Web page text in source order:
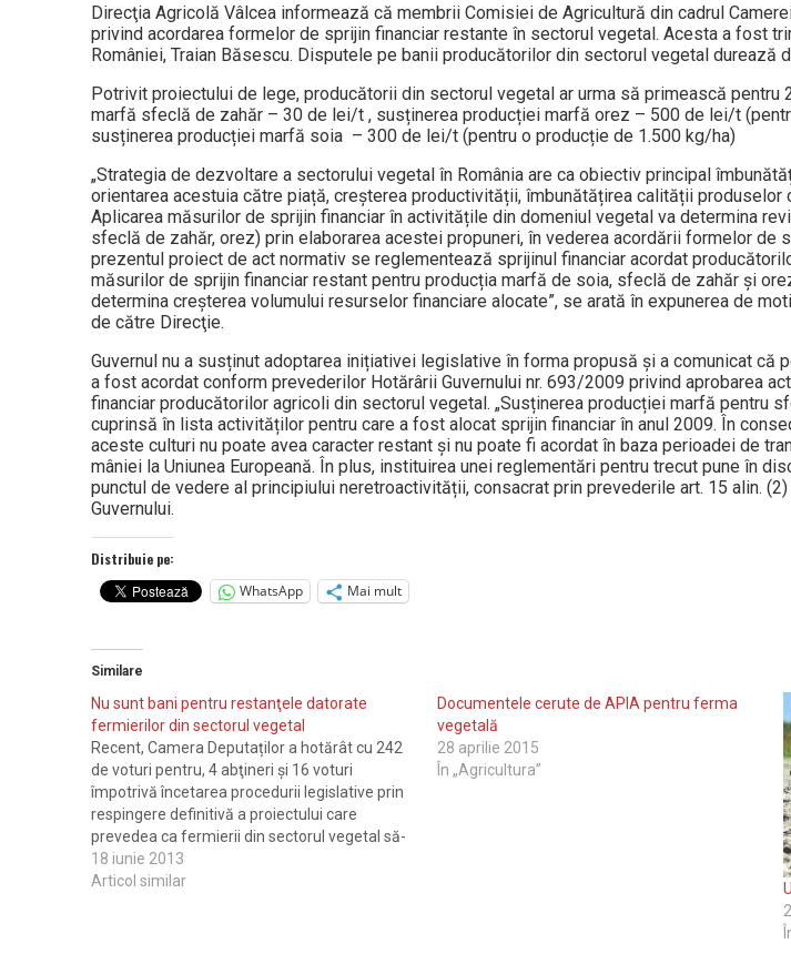
Direcţia Agricolă Vâlcea informează că membrii Comisiei de Agricultură din cadrul
privind acordarea for­me­lor de sprijin financiar restante în sec­to­rul vegetal. Acesta a fost
României, Traian Băsescu. Disputele pe banii pro­du­cătorilor din sectorul vegetal durează
Potrivit proiectului de lege, producătorii din sectorul vegetal ar urma să primească pentru
marfă sfeclă de zahăr – 30 de lei/t , susținerea producției marfă orez – 500 de lei/t
susținerea producției marfă soia – 300 de lei/t (pentru o producție de 1.500 kg/ha)
„Strategia de dezvoltare a sectorului vegetal în România are ca obiectiv prin­cipal
orientarea acestuia către piață, creșterea productivității, îmbunătățirea calității produselor
Aplicarea măsurilor de sprijin financiar în activitățile din dome­niul vegetal va determina
sfeclă de zahăr, orez) prin elaborarea acestei propuneri, în vederea acordării formelor de
prezentul proiect de act normativ se reglementează sprijinul financiar acor­dat
măsurilor de sprijin financiar restant pentru producția marfă de soia, sfeclă de zahăr și
determina creș­­terea volumului resurselor finan­ciare alocate”, se arată în expunerea de
de către Direcţie.
Guvernul nu a susținut adoptarea inițiativei legislative în forma propusă și a comunicat că
a fost acordat conform prevederilor Hotărârii Guver­nului nr. 693/2009 privind aprobarea
financiar producătorilor agricoli din sectorul vegetal. „Susținerea producției marfă pentru
cuprinsă în lista activităților pentru care a fost alocat sprijin financiar în anul 2009. În
aceste culturi nu poate avea caracter restant și nu poate fi acordat în baza perioadei de
mâ­niei la Uniunea Europeană. În plus, ins­tituirea unei reglementări pentru trecut pune în
punctul de vedere al princi­piu­lui neretroactivității, consacrat prin pre­vederile art. 15 alin.
Guver­nu­lui.
Distribuie pe:
WhatsApp
Mai mult
Similare
Nu sunt bani pentru restanţele datorate
fermierilor din sectorul vegetal
Recent, Camera Depu­ta­ților a hotărât cu 242
de voturi pentru, 4 abţineri și 16 voturi
împotrivă încetarea proce­du­rii legislative prin
respingere definitivă a proiec­tu­lui care
prevedea ca fermierii din sec­torul vegetal să-
și primeas­că banii restanți. Po­trivit Came­rei
Deputaților, disputele pe banii producătorilor
18 iunie 2013
Articol similar
Documentele cerute de APIA pentru ferma
vegetală
28 aprilie 2015
În „Agricultura”